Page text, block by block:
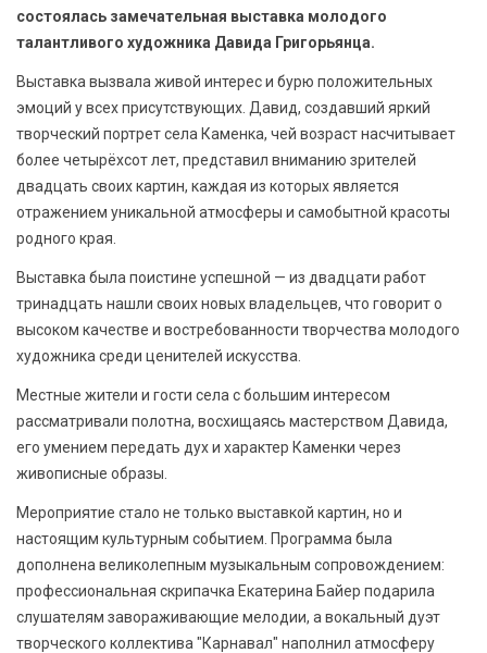
состоялась замечательная выставка молодого
талантливого художника Давида Григорьянца.
Выставка вызвала живой интерес и бурю положительных
эмоций у всех присутствующих. Давид, создавший яркий
творческий портрет села Каменка, чей возраст насчитывает
более четырёхсот лет, представил вниманию зрителей
двадцать своих картин, каждая из которых является
отражением уникальной атмосферы и самобытной красоты
родного края.
Выставка была поистине успешной — из двадцати работ
тринадцать нашли своих новых владельцев, что говорит о
высоком качестве и востребованности творчества молодого
художника среди ценителей искусства.
Местные жители и гости села с большим интересом
рассматривали полотна, восхищаясь мастерством Давида,
его умением передать дух и характер Каменки через
живописные образы.
Мероприятие стало не только выставкой картин, но и
настоящим культурным событием. Программа была
дополнена великолепным музыкальным сопровождением:
профессиональная скрипачка Екатерина Байер подарила
слушателям завораживающие мелодии, а вокальный дуэт
творческого коллектива "Карнавал" наполнил атмосферу